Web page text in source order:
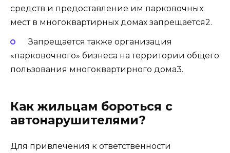
средств и предоставление им парковочных
мест в многоквартирных домах запрещается2.
Запрещается также организация
«парковочного» бизнеса на территории общего
пользования многоквартирного дома3.
Как жильцам бороться с
автонарушителями?
Для привлечения к ответственности